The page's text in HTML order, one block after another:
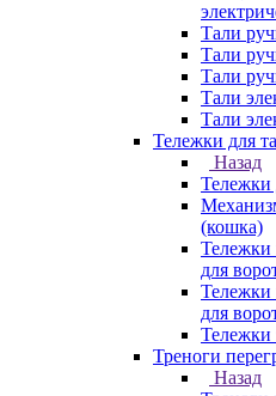
Тали
Тали
Тали
Тали
Тали
Тележки для
Назад
Тележки
(кошка)
Тележки
для
Тележки
для
Тележки
Треноги
Назад